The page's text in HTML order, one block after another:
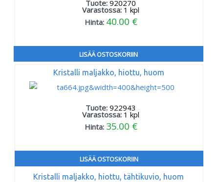
Tuote:920270
Varastossa: 1 kpl
Hinta: 40.00 €
LISÄÄ OSTOSKORIIN
Kristalli maljakko, hiottu, huom
Tuote:922943
Varastossa: 1 kpl
Hinta: 35.00 €
LISÄÄ OSTOSKORIIN
Kristalli maljakko, hiottu, tähtikuvio, huom